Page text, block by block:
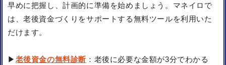
早めに把握し、計画的に準備を始めましょう。マネイロで
は、老後資金づくりをサポートする無料ツールを利用いた
だけます。
▶ 老後資金の無料診断 ：老後に必要な金額が3分でわかる